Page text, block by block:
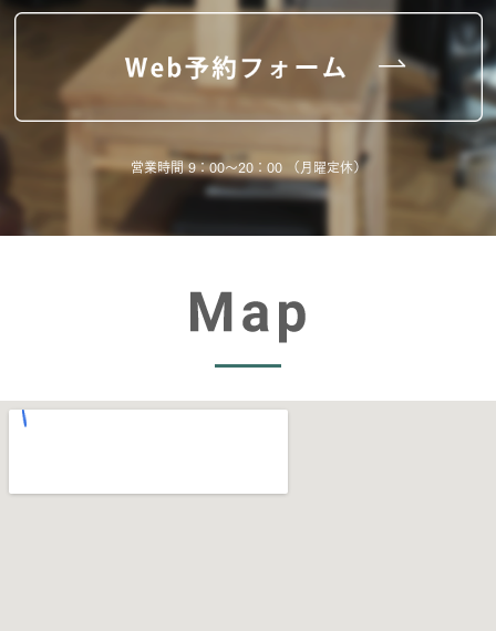
営業時間 9：00～20：00 （月曜定休）